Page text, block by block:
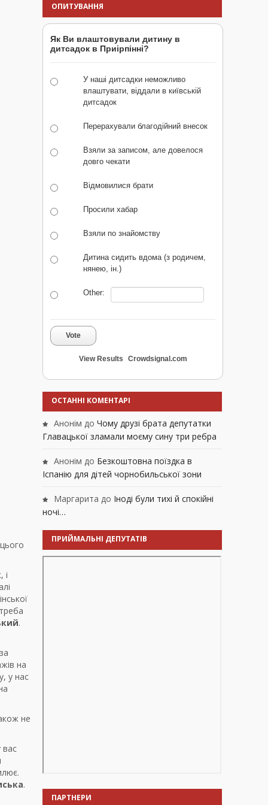
і
.
на
у нас
не
вас
.
ОПИТУВАННЯ
Як Ви влаштовували дитину в
дитсадок в Приірпінні?
У наші дитсадки неможливо
влаштувати, віддали в київській
дитсадок
Перерахували благодійний внесок
Взяли за записом, але довелося
довго чекати
Відмовилися брати
Просили хабар
Взяли по знайомству
Дитина сидить вдома (з родичем,
нянею, ін.)
Other:
Vote
View Results Crowdsignal.com
ОСТАННІ КОМЕНТАРІ
Анонім до Чому друзі брата депутатки
Главацької зламали моєму сину три ребра
Анонім до Безкоштовна поїздка в
Іспанію для дітей чорнобильської зони
Маргарита до Іноді були тихі й спокійні
ночі…
ПРИЙМАЛЬНІ ДЕПУТАТІВ
ПАРТНЕРИ